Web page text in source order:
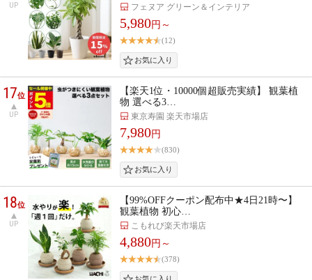
UP フェヌア グリーン＆インテリア
5,980円～
(12)
17位
UP
【楽天1位・10000個超販売実績】 観葉植
物 選べる3…
東京寿園 楽天市場店
7,980円
(830)
18位
UP
【99%OFFクーポン配布中★4日21時〜】
観葉植物 初心…
こもれび楽天市場店
4,880円～
(378)